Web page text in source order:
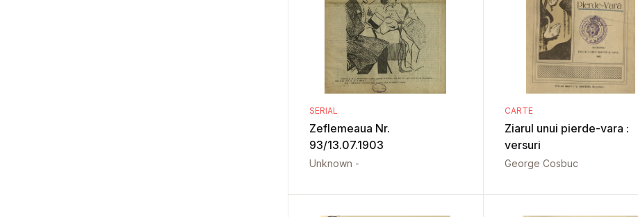
SERIAL
Zeflemeaua Nr.
93/13.07.1903
Unknown -
CARTE
Ziarul unui pierde-vara :
versuri
George Cosbuc